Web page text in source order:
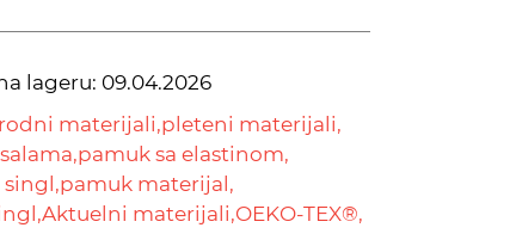
lageru: 09.04.2026
materijali,pleteni materijali,
pamuk sa elastinom,
pamuk materijal,
Aktuelni materijali,OEKO-TEX®,